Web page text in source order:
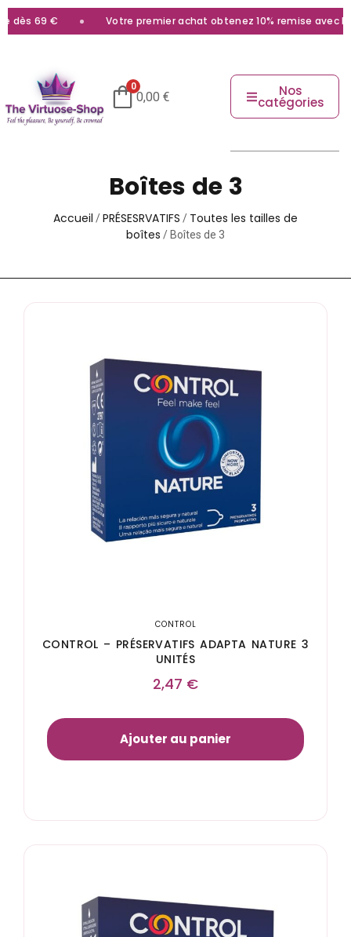
€ Votre premier achat obtenez 10% remise avec le code
0
0,00 € Nos
catégories
Boîtes de 3
Accueil /PRÉSESRVATIFS / Toutes les tailles de
boîtes / Boîtes de 3
CONTROL
CONTROL – PRÉSERVATIFS ADAPTA NATURE 3
UNITÉS
2,47 €
Ajouter au panier